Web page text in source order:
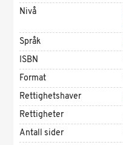
Nivå
Språk
ISBN
Format
Rettighetshaver
Rettigheter
Antall sider